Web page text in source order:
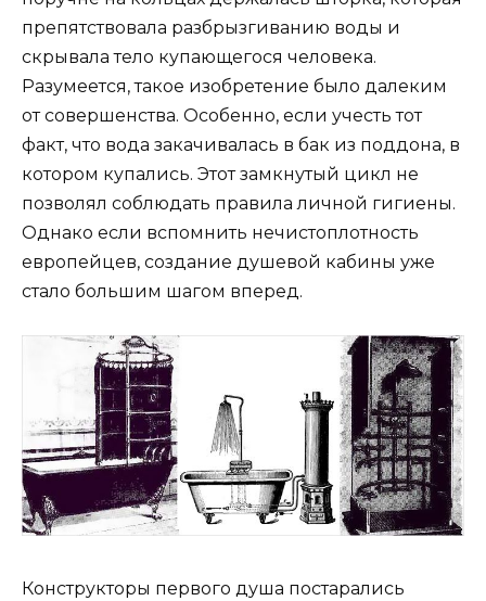
препятствовала разбрызгиванию воды и
скрывала тело купающегося человека.
Разумеется, такое изобретение было далеким
от совершенства. Особенно, если учесть тот
факт, что вода закачивалась в бак из поддона, в
котором купались. Этот замкнутый цикл не
позволял соблюдать правила личной гигиены.
Однако если вспомнить нечистоплотность
европейцев, создание душевой кабины уже
стало большим шагом вперед.
Конструкторы первого душа постарались